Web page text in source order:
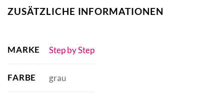
ZUSÄTZLICHE INFORMATIONEN
MARKE Step by Step
FARBE grau